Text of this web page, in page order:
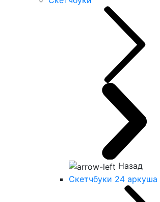
Назад
Скетчбуки 24 аркуша